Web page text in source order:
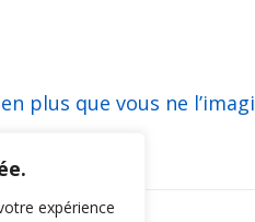
expérience
plus que vous ne